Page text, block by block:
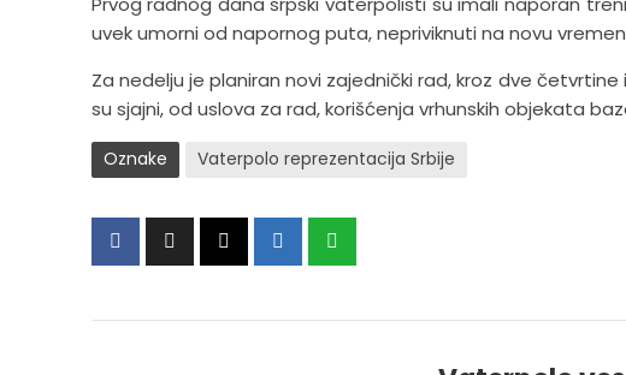
uvek umorni od napornog puta, nepriviknuti na novu
Za nedelju je planiran novi zajednički rad, kroz dve
su sjajni, od uslova za rad, korišćenja vrhunskih objekata
Oznake Vaterpolo reprezentacija Srbije